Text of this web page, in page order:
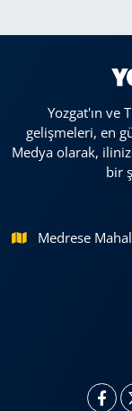
Yozgat'ın ve
gelişmeleri, en
Medya olarak,
bir
Medrese